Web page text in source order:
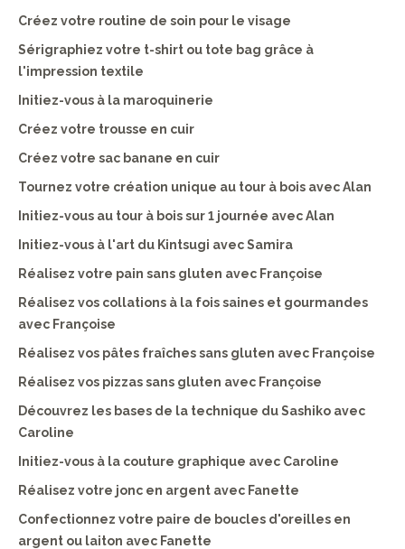
Créez votre routine de soin pour le visage
Sérigraphiez votre t-shirt ou tote bag grâce à
l'impression textile
Initiez-vous à la maroquinerie
Créez votre trousse en cuir
Créez votre sac banane en cuir
Tournez votre création unique au tour à bois avec Alan
Initiez-vous au tour à bois sur 1 journée avec Alan
Initiez-vous à l'art du Kintsugi avec Samira
Réalisez votre pain sans gluten avec Françoise
Réalisez vos collations à la fois saines et gourmandes
avec Françoise
Réalisez vos pâtes fraîches sans gluten avec Françoise
Réalisez vos pizzas sans gluten avec Françoise
Découvrez les bases de la technique du Sashiko avec
Caroline
Initiez-vous à la couture graphique avec Caroline
Réalisez votre jonc en argent avec Fanette
Confectionnez votre paire de boucles d'oreilles en
argent ou laiton avec Fanette